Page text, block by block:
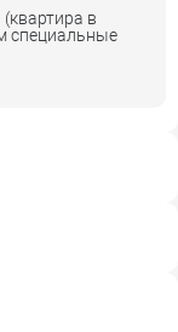
в
специальные